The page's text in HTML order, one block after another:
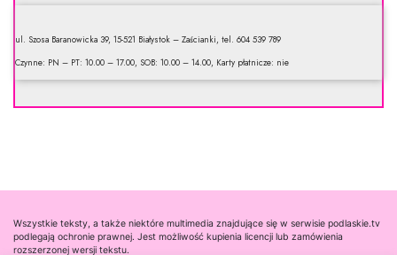
ul. Szosa Baranowicka 39, 15-521 Białystok – Zaścianki, tel. 604 539 789
Czynne: PN – PT: 10.00 – 17.00, SOB: 10.00 – 14.00, Karty płatnicze: nie
Wszystkie teksty, a także niektóre multimedia znajdujące się w serwisie podlaskie.tv
podlegają ochronie prawnej. Jest możliwość kupienia licencji lub zamówienia
rozszerzonej wersji tekstu.